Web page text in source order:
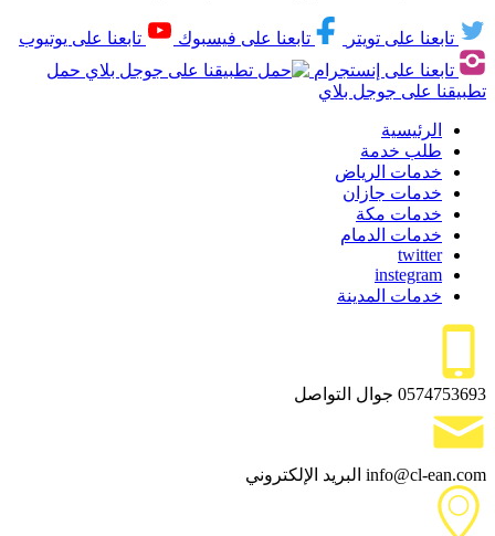
تابعنا على تويتر تابعنا على فيسبوك
تابعنا على يوتيوب
تابعنا على إنستجرام
حمل
تطبيقنا على جوجل بلاي
الرئيسية
طلب خدمة
خدمات الرياض
خدمات جازان
خدمات مكة
خدمات الدمام
twitter
instegram
خدمات المدينة
0574753693 جوال التواصل
info@cl-ean.com البريد الإلكتروني